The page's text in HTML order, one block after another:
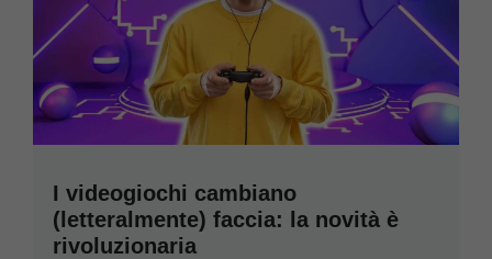
I videogiochi cambiano
(letteralmente) faccia: la novità è
rivoluzionaria